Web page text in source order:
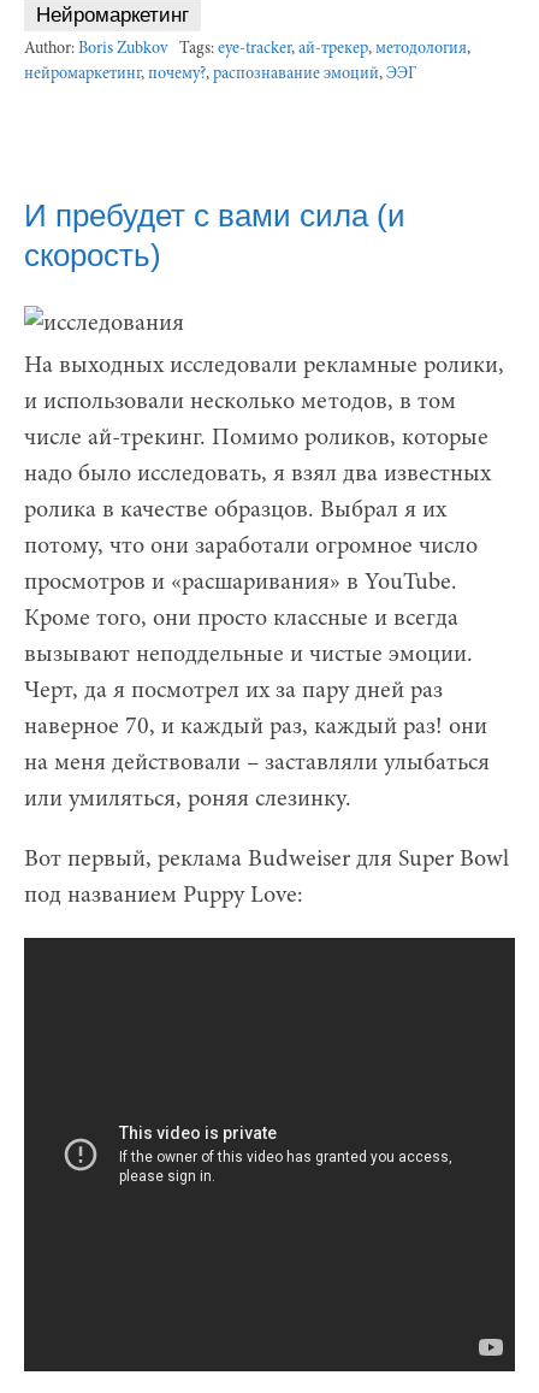
Нейромаркетинг
Author: Boris Zubkov Tags: eye-tracker, ай-трекер, методология,
нейромаркетинг, почему?, распознавание эмоций, ЭЭГ
И пребудет с вами сила (и
скорость)
На выходных исследовали рекламные ролики,
и использовали несколько методов, в том
числе ай-трекинг. Помимо роликов, которые
надо было исследовать, я взял два известных
ролика в качестве образцов. Выбрал я их
потому, что они заработали огромное число
просмотров и «расшаривания» в YouTube.
Кроме того, они просто классные и всегда
вызывают неподдельные и чистые эмоции.
Черт, да я посмотрел их за пару дней раз
наверное 70, и каждый раз, каждый раз! они
на меня действовали – заставляли улыбаться
или умиляться, роняя слезинку.
Вот первый, реклама Budweiser для Super Bowl
под названием Puppy Love: